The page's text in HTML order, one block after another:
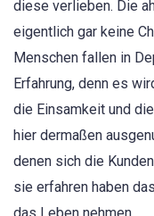
diese verlieben. Die
eigentlich gar keine
Menschen fallen in
Erfahrung, denn es
die Einsamkeit und
hier dermaßen
denen sich die
sie erfahren haben